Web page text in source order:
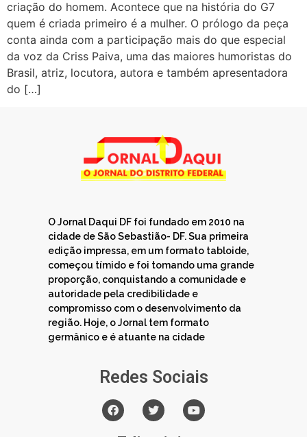
criação do homem. Acontece que na história do G7
quem é criada primeiro é a mulher. O prólogo da peça
conta ainda com a participação mais do que especial
da voz da Criss Paiva, uma das maiores humoristas do
Brasil, atriz, locutora, autora e também apresentadora
do […]
O Jornal Daqui DF foi fundado em 2010 na
cidade de São Sebastião- DF. Sua primeira
edição impressa, em um formato tabloide,
começou tímido e foi tomando uma grande
proporção, conquistando a comunidade e
autoridade pela credibilidade e
compromisso com o desenvolvimento da
região. Hoje, o Jornal tem formato
germânico e é atuante na cidade
Redes Sociais